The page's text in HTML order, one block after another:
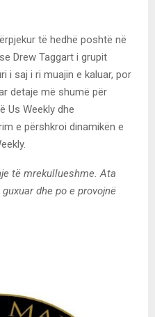
të hedhë poshtë në
Drew Taggart i grupit
i saj i ri muajin e kaluar, por
detaje më shumë për
Us Weekly dhe
e përshkroi dinamikën e
të mrekullueshme. Ata
dhe po e provojnë